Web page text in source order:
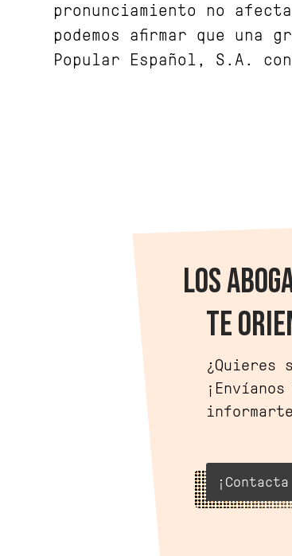
pronunciamiento no
podemos afirmar que
Popular Español, S.A.
LOS
TE
¿Quieres